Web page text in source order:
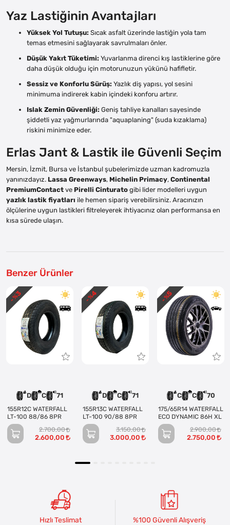
Yaz Lastiğinin Avantajları
Yüksek Yol Tutuşu: Sıcak asfalt üzerinde lastiğin yola tam
temas etmesini sağlayarak savrulmaları önler.
Düşük Yakıt Tüketimi: Yuvarlanma direnci kış lastiklerine göre
daha düşük olduğu için motorunuzun yükünü hafifletir.
Sessiz ve Konforlu Sürüş: Yazlık diş yapısı, yol sesini
minimuma indirerek kabin içindeki konforu artırır.
Islak Zemin Güvenliği: Geniş tahliye kanalları sayesinde
şiddetli yaz yağmurlarında "aquaplaning" (suda kızaklama)
riskini minimize eder.
Erlas Jant & Lastik ile Güvenli Seçim
Mersin, İzmit, Bursa ve İstanbul şubelerimizde uzman kadromuzla
yanınızdayız. Lassa Greenways, Michelin Primacy, Continental
PremiumContact ve Pirelli Cinturato gibi lider modelleri uygun
yazlık lastik fiyatları ile hemen sipariş verebilirsiniz. Aracınızın
ölçülerine uygun lastikleri filtreleyerek ihtiyacınız olan performansa en
kısa sürede ulaşın.
Benzer Ürünler
D C 71
155R12C WATERFALL
LT-100 88/86 8PR
2.700,00
2.600,00
- %
3
D C 71
155R13C WATERFALL
LT-100 90/88 8PR
3.150,00
3.000,00
- %
4
C C 70
175/65R14 WATERFALL
ECO DYNAMIC 86H XL
2.900,00
2.750,00
- %
5
Hızlı Teslimat %100 Güvenli Alışveriş